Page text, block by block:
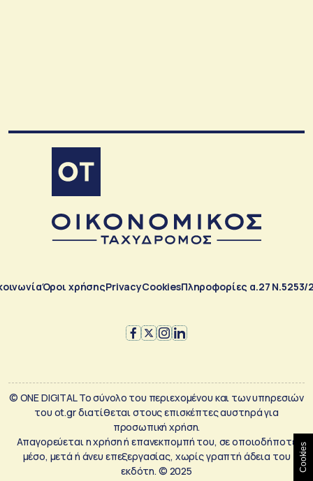
Όροι χρήσηςPrivacyCookiesΠληροφορίες α.27 Ν.5253/
© ONE DIGITAL Το σύνολο του περιεχομένου και των υπηρεσιών
του ot.gr διατίθεται στους επισκέπτες αυστηρά για
προσωπική χρήση.
Απαγορεύεται η χρήση ή επανεκπομπή του, σε οποιοδήποτε
μέσο, μετά ή άνευ επεξεργασίας, χωρίς γραπτή άδεια του
εκδότη. © 2025
Cookies